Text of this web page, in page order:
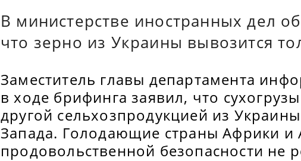
В министерстве иностранных дел
что зерно из Украины вывозится
Заместитель главы департамента
в ходе брифинга заявил, что
другой сельхозпродукцией из
Запада. Голодающие страны Африки и
продовольственной безопасности не